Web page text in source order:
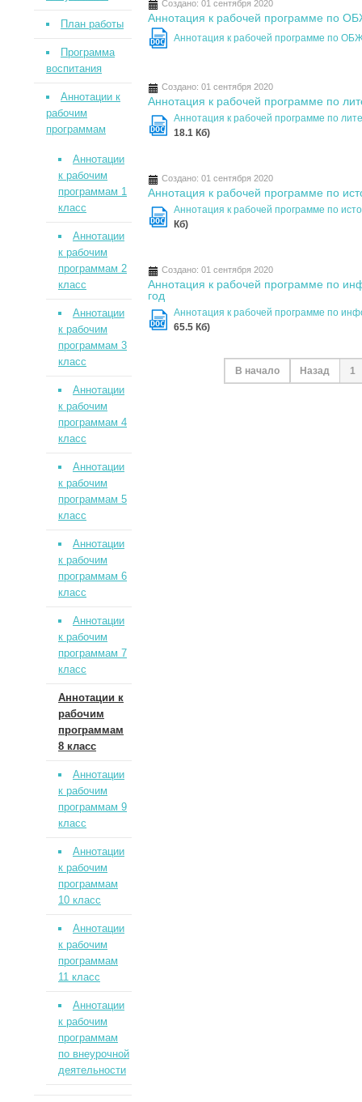
Создано: 01 сентября 2020
Аннотация к рабочей программе по
DOC Аннотация к рабочей программе по
Создано: 01 сентября 2020
Аннотация к рабочей программе по
DOC
Аннотация к рабочей программе по
18.1 Кб)
Создано: 01 сентября 2020
Аннотация к рабочей программе по
DOC
Аннотация к рабочей программе по
Кб)
Создано: 01 сентября 2020
Аннотация к рабочей программе по
год
DOC
Аннотация к рабочей программе по
65.5 Кб)
В начало Назад 1
План работы
Программа
воспитания
Аннотации к
рабочим
программам
Аннотации
к рабочим
программам 1
класс
Аннотации
к рабочим
программам 2
класс
Аннотации
к рабочим
программам 3
класс
Аннотации
к рабочим
программам 4
класс
Аннотации
к рабочим
программам 5
класс
Аннотации
к рабочим
программам 6
класс
Аннотации
к рабочим
программам 7
класс
Аннотации к
рабочим
программам
8 класс
Аннотации
к рабочим
программам 9
класс
Аннотации
к рабочим
программам
10 класс
Аннотации
к рабочим
программам
11 класс
Аннотации
к рабочим
программам
по внеурочной
деятельности